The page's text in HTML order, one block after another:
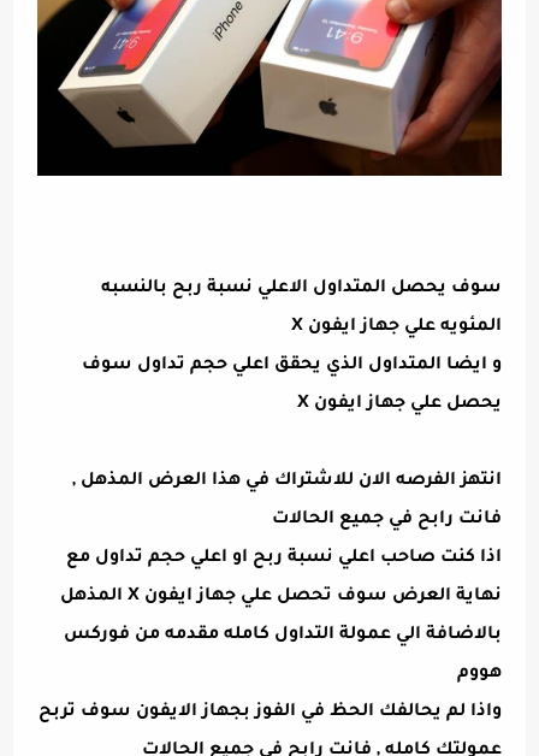
سوف يحصل المتداول الاعلي نسبة ربح بالنسبه
المئويه علي جهاز ايفون X
و ايضا المتداول الذي يحقق اعلي حجم تداول سوف
يحصل علي جهاز ايفون X
انتهز الفرصه الان للاشتراك في هذا العرض المذهل ,
فانت رابح في جميع الحالات
اذا كنت صاحب اعلي نسبة ربح او اعلي حجم تداول مع
نهاية العرض سوف تحصل علي جهاز ايفون X المذهل
بالاضافة الي عمولة التداول كامله مقدمه من فوركس
هووم
واذا لم يحالفك الحظ في الفوز بجهاز الايفون سوف تربح
عمولتك كامله , فانت رابح في جميع الحالات